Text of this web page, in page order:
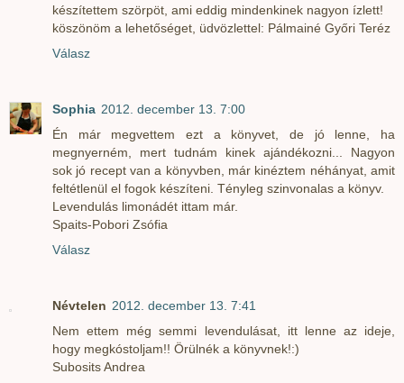
készítettem szörpöt, ami eddig mindenkinek nagyon ízlett!
köszönöm a lehetőséget, üdvözlettel: Pálmainé Győri Teréz
Válasz
Sophia 2012. december 13. 7:00
Én már megvettem ezt a könyvet, de jó lenne, ha
megnyerném, mert tudnám kinek ajándékozni... Nagyon
sok jó recept van a könyvben, már kinéztem néhányat, amit
feltétlenül el fogok készíteni. Tényleg szinvonalas a könyv.
Levendulás limonádét ittam már.
Spaits-Pobori Zsófia
Válasz
Névtelen 2012. december 13. 7:41
Nem ettem még semmi levendulásat, itt lenne az ideje,
hogy megkóstoljam!! Örülnék a könyvnek!:)
Subosits Andrea